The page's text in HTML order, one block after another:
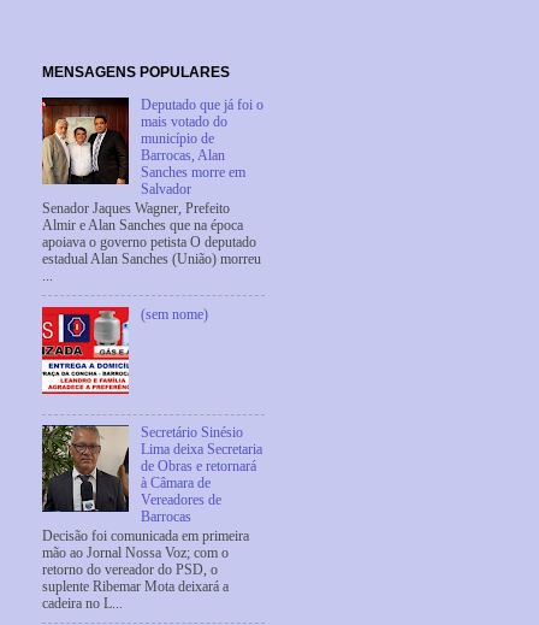
MENSAGENS POPULARES
Deputado que já foi o
mais votado do
município de
Barrocas, Alan
Sanches morre em
Salvador
Senador Jaques Wagner, Prefeito
Almir e Alan Sanches que na época
apoiava o governo petista O deputado
estadual Alan Sanches (União) morreu
...
(sem nome)
Secretário Sinésio
Lima deixa Secretaria
de Obras e retornará
à Câmara de
Vereadores de
Barrocas
Decisão foi comunicada em primeira
mão ao Jornal Nossa Voz; com o
retorno do vereador do PSD, o
suplente Ribemar Mota deixará a
cadeira no L...